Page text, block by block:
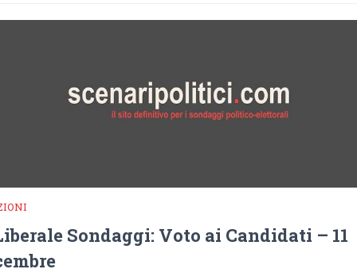
Sondaggi: Voto ai Candidati – 11